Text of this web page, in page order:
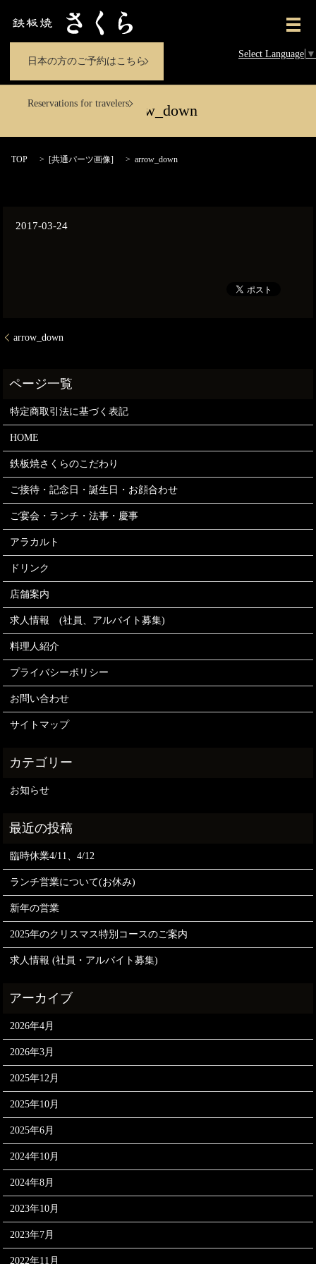
Select Language ▼
日本の方のご予約はこちら
Reservations for travelers
メ
arrow_down
TOP [共通パーツ画像] arrow_down
2017-03-24
arrow_down
特定商取引法に基づく表記
HOME
鉄板焼さくらのこだわり
ご接待・記念日・誕生日・お顔合わせ
ご宴会・ランチ・法事・慶事
アラカルト
ドリンク
店舗案内
求人情報 (社員、アルバイト募集)
料理人紹介
プライバシーポリシー
お問い合わせ
サイトマップ
お知らせ
臨時休業4/11、4/12
ランチ営業について(お休み)
新年の営業
2025年のクリスマス特別コースのご案内
求人情報 (社員・アルバイト募集)
2026年4月
2026年3月
2025年12月
2025年10月
2025年6月
2024年10月
2024年8月
2023年10月
2023年7月
2022年11月